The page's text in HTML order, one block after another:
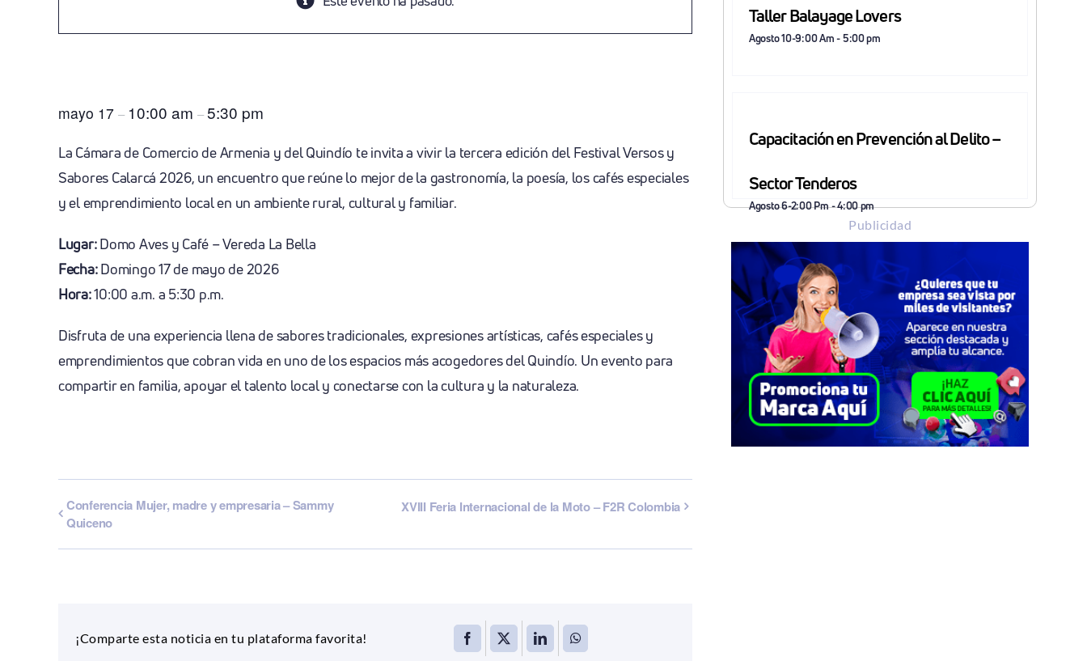
mayo 17 – 10:00 am –5:30 pm
La Cámara de Comercio de Armenia y del Quindío te invita a vivir la tercera edición del Festival Versos y
Sabores Calarcá 2026, un encuentro que reúne lo mejor de la gastronomía, la poesía, los cafés especiales
y el emprendimiento local en un ambiente rural, cultural y familiar.
Lugar:Domo Aves y Café – Vereda La Bella
Fecha:Domingo 17 de mayo de 2026
Hora:10:00 a.m. a 5:30 p.m.
Disfruta de una experiencia llena de sabores tradicionales, expresiones artísticas, cafés especiales y
emprendimientos que cobran vida en uno de los espacios más acogedores del Quindío. Un evento para
compartir en familia, apoyar el talento local y conectarse con la cultura y la naturaleza.
Conferencia Mujer, madre y empresaria – Sammy
Quiceno
XVIII Feria Internacional de la Moto – F2R Colombia
¡Comparte esta noticia en tu plataforma favorita!
Taller Balayage Lovers
Agosto 10-9:00 Am-5:00 pm
Capacitación en Prevención al Delito –
Sector Tenderos
Agosto 6-2:00 Pm-4:00 pm
Publicidad